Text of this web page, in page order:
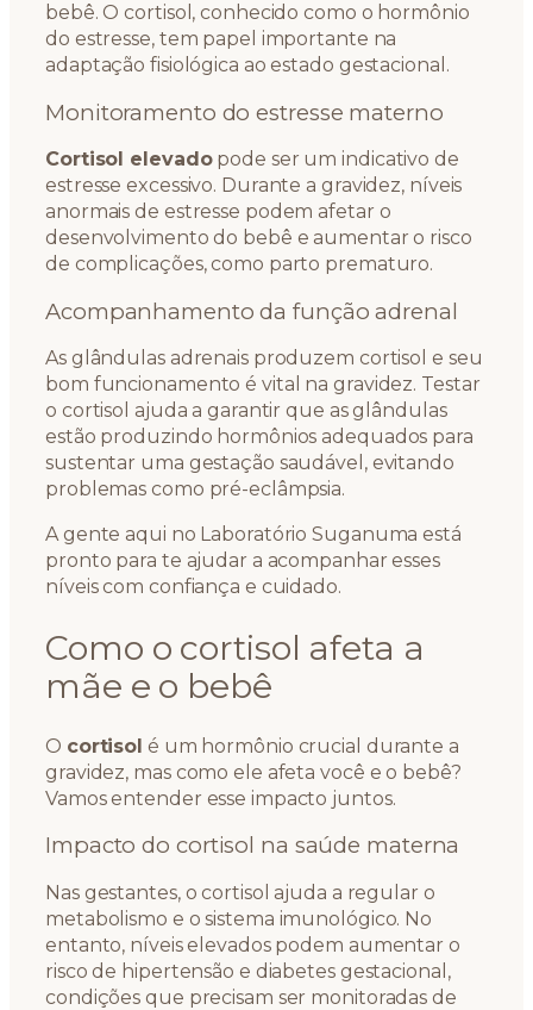
bebê. O cortisol, conhecido como o hormônio
do estresse, tem papel importante na
adaptação fisiológica ao estado gestacional.
Monitoramento do estresse materno
Cortisol elevadopode ser um indicativo de
estresse excessivo. Durante a gravidez, níveis
anormais de estresse podem afetar o
desenvolvimento do bebê e aumentar o risco
de complicações, como parto prematuro.
Acompanhamento da função adrenal
As glândulas adrenais produzem cortisol e seu
bom funcionamento é vital na gravidez. Testar
o cortisol ajuda a garantir que as glândulas
estão produzindo hormônios adequados para
sustentar uma gestação saudável, evitando
problemas como pré-eclâmpsia.
A gente aqui no Laboratório Suganuma está
pronto para te ajudar a acompanhar esses
níveis com confiança e cuidado.
Como o cortisol afeta a
mãe e o bebê
O cortisol é um hormônio crucial durante a
gravidez, mas como ele afeta você e o bebê?
Vamos entender esse impacto juntos.
Impacto do cortisol na saúde materna
Nas gestantes, o cortisol ajuda a regular o
metabolismo e o sistema imunológico. No
entanto, níveis elevados podem aumentar o
risco de hipertensão e diabetes gestacional,
condições que precisam ser monitoradas de